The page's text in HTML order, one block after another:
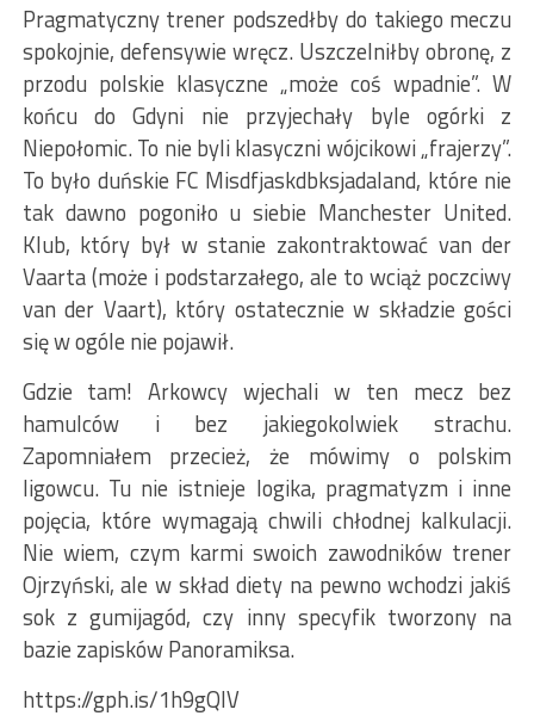
Pragmatyczny trener podszedłby do takiego meczu
spokojnie, defensywie wręcz. Uszczelniłby obronę, z
przodu polskie klasyczne „może coś wpadnie”. W
końcu do Gdyni nie przyjechały byle ogórki z
Niepołomic. To nie byli klasyczni wójcikowi „frajerzy”.
To było duńskie FC Misdfjaskdbksjadaland, które nie
tak dawno pogoniło u siebie Manchester United.
Klub, który był w stanie zakontraktować van der
Vaarta (może i podstarzałego, ale to wciąż poczciwy
van der Vaart), który ostatecznie w składzie gości
się w ogóle nie pojawił.
Gdzie tam! Arkowcy wjechali w ten mecz bez
hamulców i bez jakiegokolwiek strachu.
Zapomniałem przecież, że mówimy o polskim
ligowcu. Tu nie istnieje logika, pragmatyzm i inne
pojęcia, które wymagają chwili chłodnej kalkulacji.
Nie wiem, czym karmi swoich zawodników trener
Ojrzyński, ale w skład diety na pewno wchodzi jakiś
sok z gumijagód, czy inny specyfik tworzony na
bazie zapisków Panoramiksa.
https://gph.is/1h9gQlV